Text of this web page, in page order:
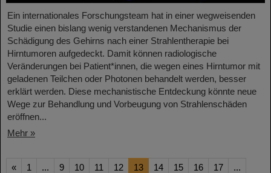
Ein internationales Forschungsteam hat in einer wegweisenden
Studie einen bislang wenig verstandenen Mechanismus der
Schädigung des Gehirns nach einer Strahlentherapie bei
Hirntumoren aufgedeckt. Damit können radiologische
Veränderungen bei Patient*innen, die wegen eines Hirntumor mit
geladenen Teilchen oder Photonen behandelt werden, besser
erklärt werden. Diese mechanistische Entdeckung könnte neue
Wege zur Behandlung und Vorbeugung von Strahlenschäden
eröffnen...
Mehr »
« 1 ... 9 10 11 12 13 14 15 16 17
...